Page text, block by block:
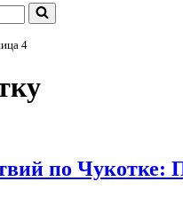
4
по Чукотке: